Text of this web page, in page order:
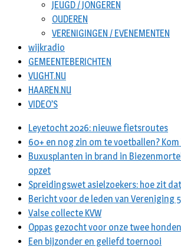
JEUGD / JONGEREN
OUDEREN
VERENIGINGEN / EVENEMENTEN
wijkradio
GEMEENTEBERICHTEN
VUGHT.NU
HAAREN.NU
VIDEO’S
Leyetocht 2026: nieuwe fietsroutes
60+ en nog zin om te voetballen?
Buxusplanten in brand in
opzet
Spreidingswet asielzoekers: hoe zit
Bericht voor de leden van Vereniging
Valse collecte KVW
Oppas gezocht voor onze twee
Een bijzonder en geliefd toernooi